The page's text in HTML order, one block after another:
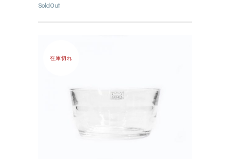
SoldOut
在庫切れ